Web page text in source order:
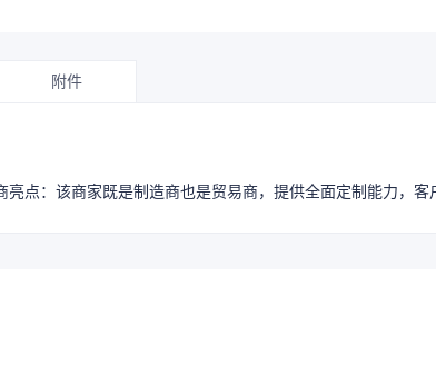
附件
亮点：该商家既是制造商也是贸易商，提供全面定制能力，客